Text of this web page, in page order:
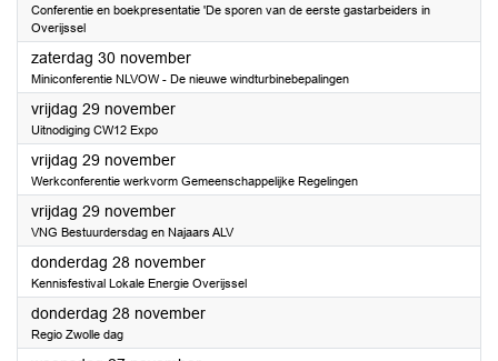
Conferentie en boekpresentatie 'De sporen van de eerste gastarbeiders in
Overijssel
zaterdag 30 november2024
Miniconferentie NLVOW - De nieuwe windturbinebepalingen
vrijdag 29 november2024
Uitnodiging CW12 Expo
vrijdag 29 november2024
Werkconferentie werkvorm Gemeenschappelijke Regelingen
vrijdag 29 november2024
VNG Bestuurdersdag en Najaars ALV
donderdag 28 november2024
Kennisfestival Lokale Energie Overijssel
donderdag 28 november2024
Regio Zwolle dag